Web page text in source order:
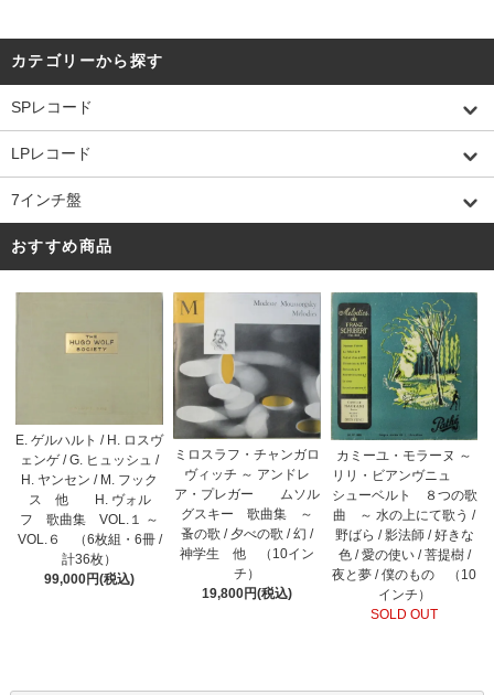
カテゴリーから探す
SPレコード
LPレコード
7インチ盤
おすすめ商品
E. ゲルハルト / H. ロスヴ
ェンゲ / G. ヒュッシュ /
H. ヤンセン / M. フック
ス 他 H. ヴォル
フ 歌曲集 VOL.１ ～
VOL.６ （6枚組・6冊 /
計36枚）
99,000円(税込)
ミロスラフ・チャンガロ
ヴィッチ ～ アンドレ
ア・プレガー ムソル
グスキー 歌曲集 ～
蚤の歌 / 夕べの歌 / 幻 /
神学生 他 （10イン
チ）
19,800円(税込)
カミーユ・モラーヌ ～
リリ・ビアンヴニュ
シューベルト ８つの歌
曲 ～ 水の上にて歌う /
野ばら / 影法師 / 好きな
色 / 愛の使い / 菩提樹 /
夜と夢 / 僕のもの （10
インチ）
SOLD OUT